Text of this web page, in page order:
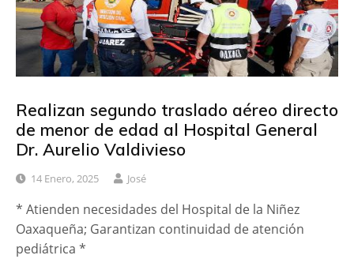
Realizan segundo traslado aéreo directo
de menor de edad al Hospital General
Dr. Aurelio Valdivieso
14 Enero, 2025 José
* Atienden necesidades del Hospital de la Niñez
Oaxaqueña; Garantizan continuidad de atención
pediátrica *